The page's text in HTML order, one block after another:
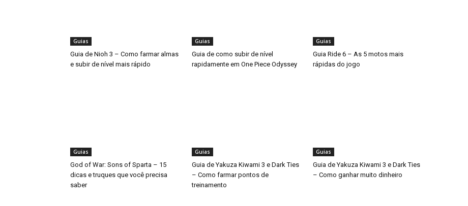
Guias
Guia de Nioh 3 – Como farmar almas
e subir de nível mais rápido
Guias
Guia de como subir de nível
rapidamente em One Piece Odyssey
Guias
Guia Ride 6 – As 5 motos mais
rápidas do jogo
Guias
God of War: Sons of Sparta – 15
dicas e truques que você precisa
saber
Guias
Guia de Yakuza Kiwami 3 e Dark Ties
– Como farmar pontos de
treinamento
Guias
Guia de Yakuza Kiwami 3 e Dark Ties
– Como ganhar muito dinheiro